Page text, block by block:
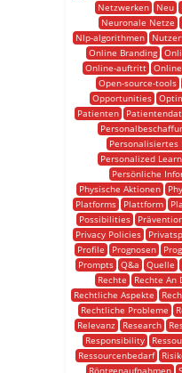
Netzwerken
Neu
Neuronale Netze
Nlp-algorithmen
Online Branding
Online-auftritt
Open-source-tools
Opportunities
Patienten
Personalisiertes
Personalized
Persönliche
Physische Aktionen
Platforms
Plattform
Possibilities
Privacy Policies
Profile
Prognosen
Prompts
Q&a Quelle
Rechte
Rechte An
Rechtliche Aspekte
Rechtliche Probleme
Relevanz
Research
Responsibility
Ressourcenbedarf
Röntgenaufnahmen